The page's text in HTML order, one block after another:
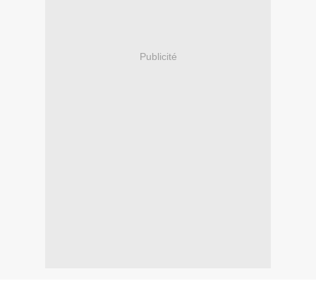
Publicité